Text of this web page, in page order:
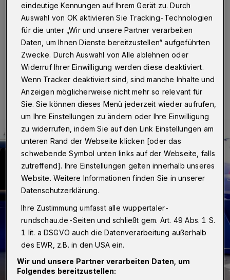
Wuppertal· Ein Jugendlicher hat sich am Dienstag (3.
Juli 2018) gegen 9.30 Uhr bei einem Unfall auf der
Friedrich-Ebert-Straße schwer verletzt.
Eine Minute Lesezeit
eindeutige Kennungen auf Ihrem Gerät zu. Durch
Auswahl von OK aktivieren Sie Tracking-Technologien
für die unter „Wir und unsere Partner verarbeiten
Daten, um Ihnen Dienste bereitzustellen“ aufgeführten
Zwecke. Durch Auswahl von Alle ablehnen oder
Widerruf Ihrer Einwilligung werden diese deaktiviert.
Wenn Tracker deaktiviert sind, sind manche Inhalte und
Anzeigen möglicherweise nicht mehr so relevant für
Sie. Sie können dieses Menü jederzeit wieder aufrufen,
um Ihre Einstellungen zu ändern oder Ihre Einwilligung
zu widerrufen, indem Sie auf den Link Einstellungen am
unteren Rand der Webseite klicken [oder das
schwebende Symbol unten links auf der Webseite, falls
zutreffend]. Ihre Einstellungen gelten innerhalb unseres
Website. Weitere Informationen finden Sie in unserer
Datenschutzerklärung.
Ihre Zustimmung umfasst alle wuppertaler-
rundschau.de-Seiten und schließt gem. Art. 49 Abs. 1 S.
1 lit. a DSGVO auch die Datenverarbeitung außerhalb
des EWR, z.B. in den USA ein.
Wir und unsere Partner verarbeiten Daten, um
Folgendes bereitzustellen: